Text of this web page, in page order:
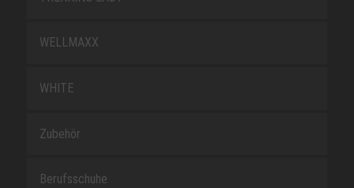
WELLMAXX
WHITE
Zubehör
Berufsschuhe